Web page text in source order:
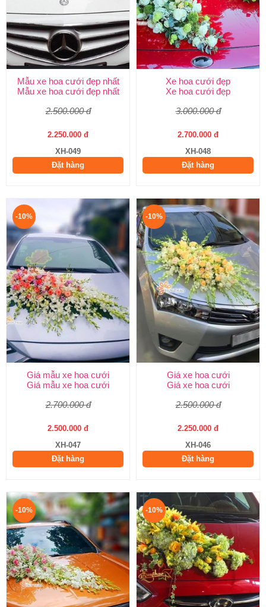
Mẫu xe hoa cưới đẹp nhất
Mẫu xe hoa cưới đẹp nhất
2.500.000 đ
2.250.000 đ
XH-049
Đặt hàng
Xe hoa cưới đẹp
Xe hoa cưới đẹp
3.000.000 đ
2.700.000 đ
XH-048
Đặt hàng
-10%
Giá mẫu xe hoa cưới
Giá mẫu xe hoa cưới
2.700.000 đ
2.500.000 đ
XH-047
Đặt hàng
-10%
Giá xe hoa cưới
Giá xe hoa cưới
2.500.000 đ
2.250.000 đ
XH-046
Đặt hàng
-10% -10%